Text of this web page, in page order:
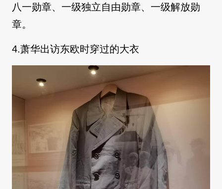
八一勋章、一级独立自由勋章、一级解放勋
章。
4.萧华出访东欧时穿过的大衣